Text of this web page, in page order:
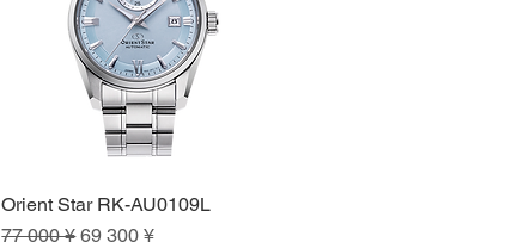
Быстрый просмотр
Orient Star RK-AU0109L
Обычная цена
77 000 ¥Цена со скидкой
69 300 ¥